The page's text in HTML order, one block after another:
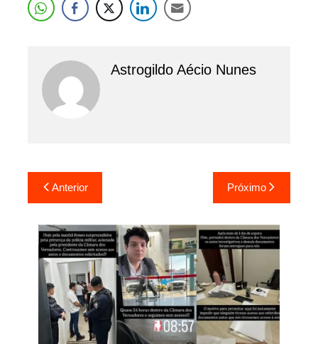
Astrogildo Aécio Nunes
Navegação
de
Post
Anterior Próximo